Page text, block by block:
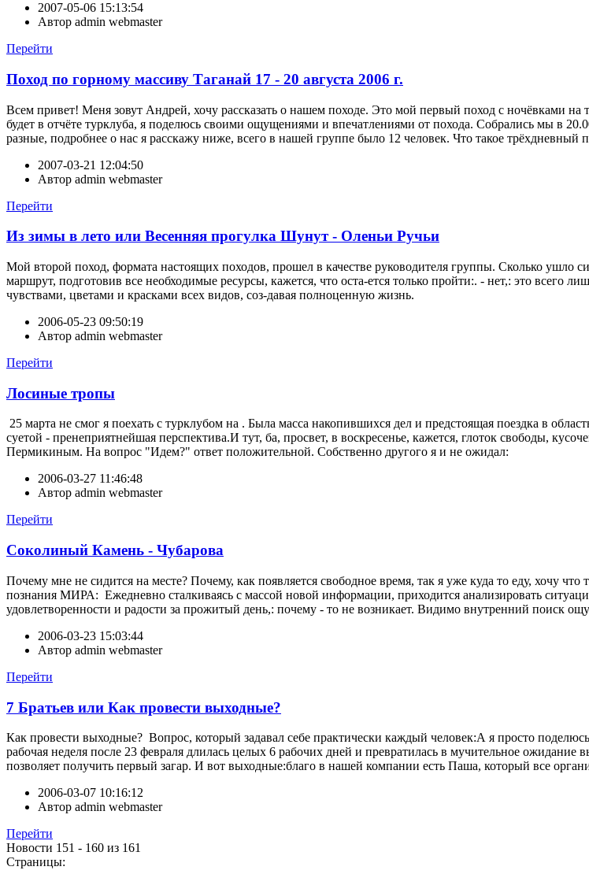
2007-05-06 15:13:54
Автор admin webmaster
Перейти
Поход по горному массиву Таганай 17 - 20 августа 2006 г.
Всем привет! Меня зовут Андрей, хочу рассказать о нашем походе. Это мой первый поход с ночёвками
будет в отчёте турклуба, я поделюсь своими ощущениями и впечатлениями от похода. Собрались мы в
разные, подробнее о нас я расскажу ниже, всего в нашей группе было 12 человек. Что такое трёхдневный
2007-03-21 12:04:50
Автор admin webmaster
Перейти
Из зимы в лето или Весенняя прогулка Шунут - Оленьи Ручьи
Мой второй поход, формата настоящих походов, прошел в качестве руководителя группы. Сколько
маршрут, подготовив все необходимые ресурсы, кажется, что оста-ется только пройти:. - нет,: это всего
чувствами, цветами и красками всех видов, соз-давая полноценную жизнь.
2006-05-23 09:50:19
Автор admin webmaster
Перейти
Лосиные тропы
25 марта не смог я поехать с турклубом на . Была масса накопившихся дел и предстоящая поездка в
суетой - пренеприятнейшая перспектива.И тут, ба, просвет, в воскресенье, кажется, глоток свободы,
Пермикиным. На вопрос "Идем?" ответ положительной. Собственно другого я и не ожидал:
2006-03-27 11:46:48
Автор admin webmaster
Перейти
Соколиный Камень - Чубарова
Почему мне не сидится на месте? Почему, как появляется свободное время, так я уже куда то еду, хочу
познания МИРА: Ежедневно сталкиваясь с массой новой информации, приходится анализировать
удовлетворенности и радости за прожитый день,: почему - то не возникает. Видимо внутренний поиск
2006-03-23 15:03:44
Автор admin webmaster
Перейти
7 Братьев или Как провести выходные?
Как провести выходные? Вопрос, который задавал себе практически каждый человек:А я просто
рабочая неделя после 23 февраля длилась целых 6 рабочих дней и превратилась в мучительное
позволяет получить первый загар. И вот выходные:благо в нашей компании есть Паша, который все
2006-03-07 10:16:12
Автор admin webmaster
Перейти
Новости 151 - 160 из 161
Страницы: